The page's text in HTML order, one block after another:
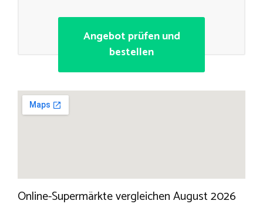
Angebot prüfen und
bestellen
Online-Supermärkte vergleichen August 2026